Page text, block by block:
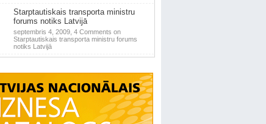
Starptautiskais transporta ministru
forums notiks Latvijā
septembris 4, 2009, 4 Comments on
Starptautiskais transporta ministru forums
notiks Latvijā